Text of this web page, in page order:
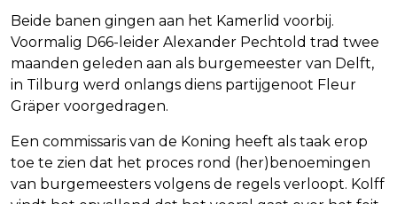
Beide banen gingen aan het Kamerlid voorbij.
Voormalig D66-leider Alexander Pechtold trad twee
maanden geleden aan als burgemeester van Delft,
in Tilburg werd onlangs diens partijgenoot Fleur
Gräper voorgedragen.
Een commissaris van de Koning heeft als taak erop
toe te zien dat het proces rond (her)benoemingen
van burgemeesters volgens de regels verloopt. Kolff